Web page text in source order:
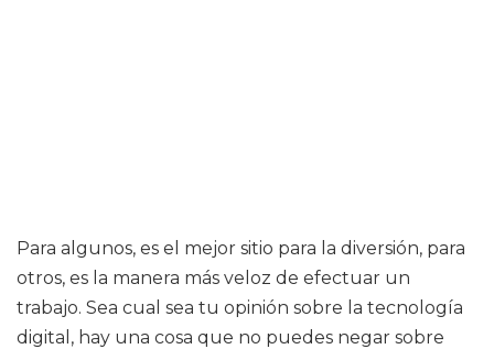
Para algunos, es el mejor sitio para la diversión, para
otros, es la manera más veloz de efectuar un
trabajo. Sea cual sea tu opinión sobre la tecnología
digital, hay una cosa que no puedes negar sobre